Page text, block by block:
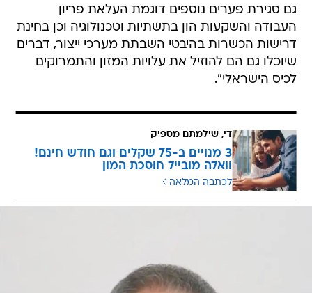
גם סגירת פערים נוספים דוגמת העלאת פריון
העבודה והשקעות הון בתשתיות וטכנולוגיה וכן בחינת
דרישות הכשרות בהיבטי השבתת מערכי ייצור, דברים
שיוכלו גם הם להוזיל את עלויות המזון והתמרוקים
לכיס הישראלי".
די, שילמתם מספיק
3 מנויים ב-75 שקלים וגם חודש חינם!
וואלה מובייל חוסכת המון
לכתבה המלאה